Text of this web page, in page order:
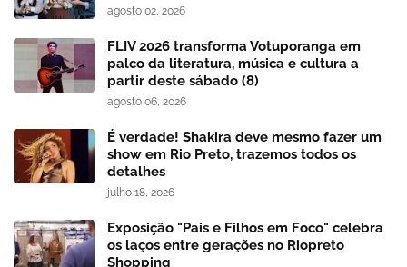
agosto 02, 2026
FLIV 2026 transforma Votuporanga em
palco da literatura, música e cultura a
partir deste sábado (8)
agosto 06, 2026
É verdade! Shakira deve mesmo fazer um
show em Rio Preto, trazemos todos os
detalhes
julho 18, 2026
Exposição "Pais e Filhos em Foco" celebra
os laços entre gerações no Riopreto
Shopping